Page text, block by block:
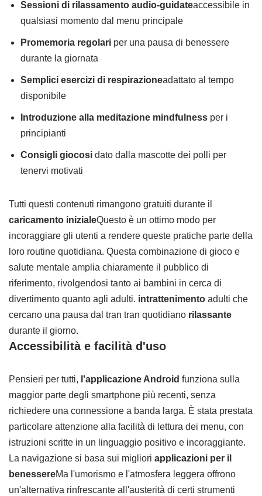
Sessioni di rilassamento audio-guidateaccessibile in
qualsiasi momento dal menu principale
Promemoria regolari per una pausa di benessere
durante la giornata
Semplici esercizi di respirazioneadattato al tempo
disponibile
Introduzione alla meditazione mindfulness per i
principianti
Consigli giocosi dato dalla mascotte dei polli per
tenervi motivati
Tutti questi contenuti rimangono gratuiti durante il
caricamento inizialeQuesto è un ottimo modo per
incoraggiare gli utenti a rendere queste pratiche parte della
loro routine quotidiana. Questa combinazione di gioco e
salute mentale amplia chiaramente il pubblico di
riferimento, rivolgendosi tanto ai bambini in cerca di
divertimento quanto agli adulti. intrattenimento adulti che
cercano una pausa dal tran tran quotidiano rilassante
durante il giorno.
Accessibilità e facilità d'uso
Pensieri per tutti, l'applicazione Android funziona sulla
maggior parte degli smartphone più recenti, senza
richiedere una connessione a banda larga. È stata prestata
particolare attenzione alla facilità di lettura dei menu, con
istruzioni scritte in un linguaggio positivo e incoraggiante.
La navigazione si basa sui migliori applicazioni per il
benessereMa l'umorismo e l'atmosfera leggera offrono
un'alternativa rinfrescante all'austerità di certi strumenti